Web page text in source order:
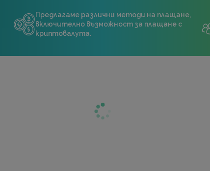
Предлагаме различни методи на плащане,
включително възможност за плащане с
криптовалута.